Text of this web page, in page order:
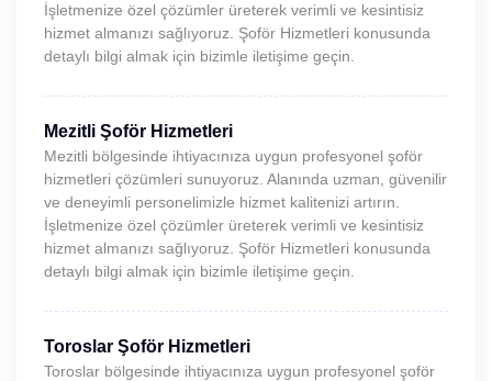
İşletmenize özel çözümler üreterek verimli ve kesintisiz
hizmet almanızı sağlıyoruz. Şoför Hizmetleri konusunda
detaylı bilgi almak için bizimle iletişime geçin.
Mezitli Şoför Hizmetleri
Mezitli bölgesinde ihtiyacınıza uygun profesyonel şoför
hizmetleri çözümleri sunuyoruz. Alanında uzman, güvenilir
ve deneyimli personelimizle hizmet kalitenizi artırın.
İşletmenize özel çözümler üreterek verimli ve kesintisiz
hizmet almanızı sağlıyoruz. Şoför Hizmetleri konusunda
detaylı bilgi almak için bizimle iletişime geçin.
Toroslar Şoför Hizmetleri
Toroslar bölgesinde ihtiyacınıza uygun profesyonel şoför